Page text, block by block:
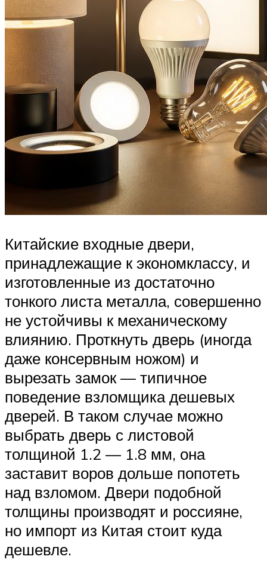
Китайские входные двери,
принадлежащие к экономклассу, и
изготовленные из достаточно
тонкого листа металла, совершенно
не устойчивы к механическому
влиянию. Проткнуть дверь (иногда
даже консервным ножом) и
вырезать замок — типичное
поведение взломщика дешевых
дверей. В таком случае можно
выбрать дверь с листовой
толщиной 1.2 — 1.8 мм, она
заставит воров дольше попотеть
над взломом. Двери подобной
толщины производят и россияне,
но импорт из Китая стоит куда
дешевле.